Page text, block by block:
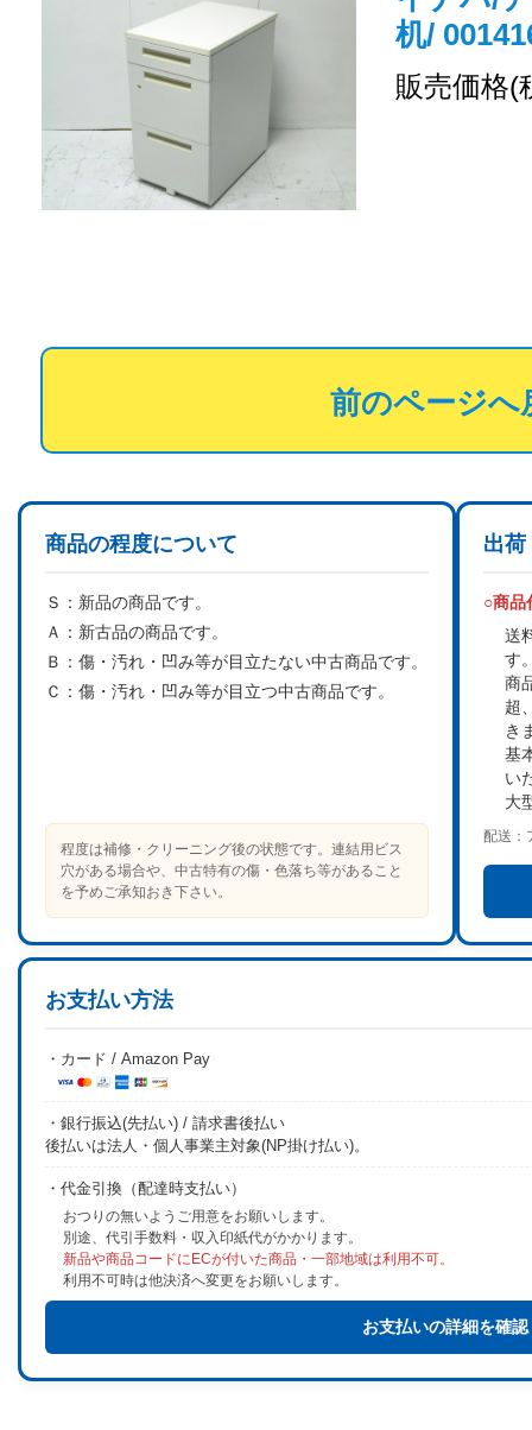
机/
販売価格(
前のページへ
商品の程度について
Ｓ： 新品の商品です。
Ａ： 新古品の商品です。
Ｂ： 傷・汚れ・凹み等が目立たない中古商品です。
Ｃ： 傷・汚れ・凹み等が目立つ中古商品です。
程度は補修・クリーニング後の状態です。連結用ビス
穴がある場合や、中古特有の傷・色落ち等があること
を予めご承知おき下さい。
出荷
○商品
送
す
商
超
き
基
い
大
配送：
お支払い方法
・カード / Amazon Pay
・銀行振込(先払い) / 請求書後払い
後払いは法人・個人事業主対象(NP掛け払い)。
・代金引換（配達時支払い）
おつりの無いようご用意をお願いします。
別途、代引手数料・収入印紙代がかかります。
新品や商品コードにECが付いた商品・一部地域は利用不可。
利用不可時は他決済へ変更をお願いします。
お支払いの詳細を確認